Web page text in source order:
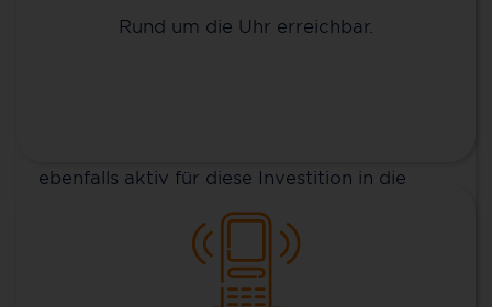
Mit der Vereinbarung werden für die digitale
ebenfalls aktiv für diese Investition in die
„Homeoffice statt Pendeln“ gewinnt eine
zuverlässige Anschlusstechnik für Topspeed-
Internet immer weiter an Bedeutung.
Rund um die Uhr erreichbar.